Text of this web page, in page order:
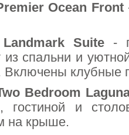
Ocean Front
Landmark Suite -
из спальни и
Включены клубные
Bedroom
гостиной и
на крыше.